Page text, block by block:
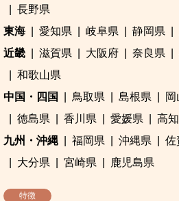
長野県
東海
愛知県 岐阜県 静岡県
近畿
滋賀県 大阪府 奈良県
和歌山県
中国・四国
鳥取県 島根県 岡
徳島県
香川県 愛媛県
高
九州・沖縄
福岡県 沖縄県 佐
大分県
宮崎県 鹿児島県
特徴